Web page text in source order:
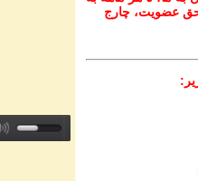
حق عضویت، چارج